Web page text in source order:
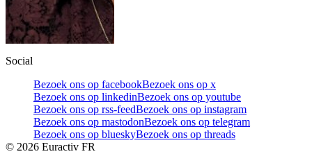
Social
Bezoek ons op facebookBezoek ons op x
Bezoek ons op linkedinBezoek ons op youtube
Bezoek ons op rss-feedBezoek ons op instagram
Bezoek ons op mastodonBezoek ons op telegram
Bezoek ons op blueskyBezoek ons op threads
© 2026 Euractiv FR